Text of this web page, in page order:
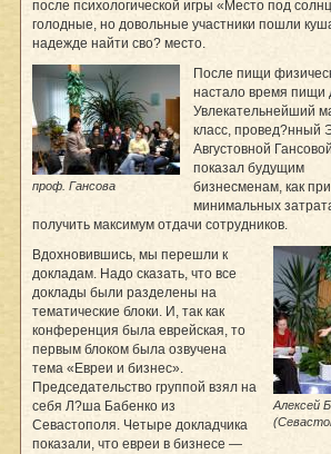
после психологической игры «Место под
голодные, но довольные участники пошли
надежде найти сво? место.
проф. Гансова
После пищи
настало время пищи
Увлекательнейший
класс, провед?нный
Августовной
показал будущим
бизнесменам, как при
минимальных
получить максимум отдачи сотрудников.
Алексей
Вдохновившись, мы перешли к
докладам. Надо сказать, что все
доклады были разделены на
тематические блоки. И, так как
конференция была еврейская, то
первым блоком была озвучена
тема «Евреи и бизнес».
Председательство группой взял на
себя Л?ша Бабенко из
Севастополя. Четыре докладчика
показали, что евреи в бизнесе —